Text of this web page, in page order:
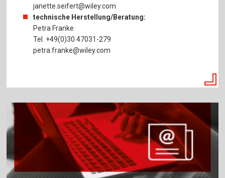
janette.seifert@wiley.com
technische Herstellung/Beratung:
Petra Franke
Tel. +49(0)30 47031-279
petra.franke@wiley.com